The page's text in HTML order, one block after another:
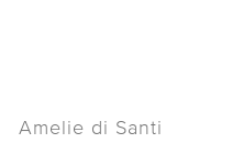
Amelie di Santi